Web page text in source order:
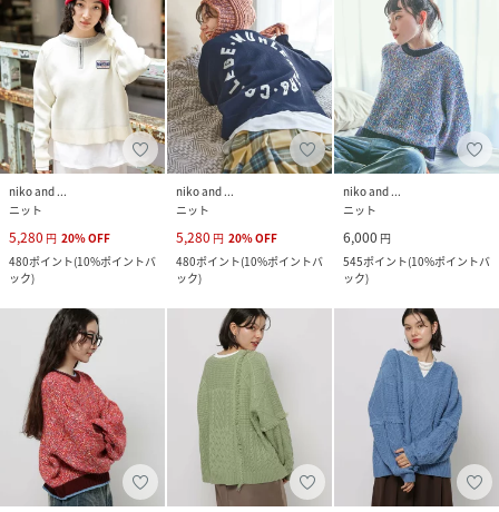
niko and ...
ニット
5,280 円 20%OFF
480ポイント(10%ポイントバ
ック)
niko and ...
ニット
5,280 円 20%OFF
480ポイント(10%ポイントバ
ック)
niko and ...
ニット
6,000 円
545ポイント(10%ポイントバ
ック)